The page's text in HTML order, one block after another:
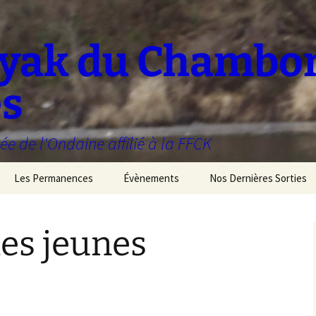
du
de l'Ondaine affilié à la FFCK
Les Permanences Évènements Nos Dernières Sorties
jeunes